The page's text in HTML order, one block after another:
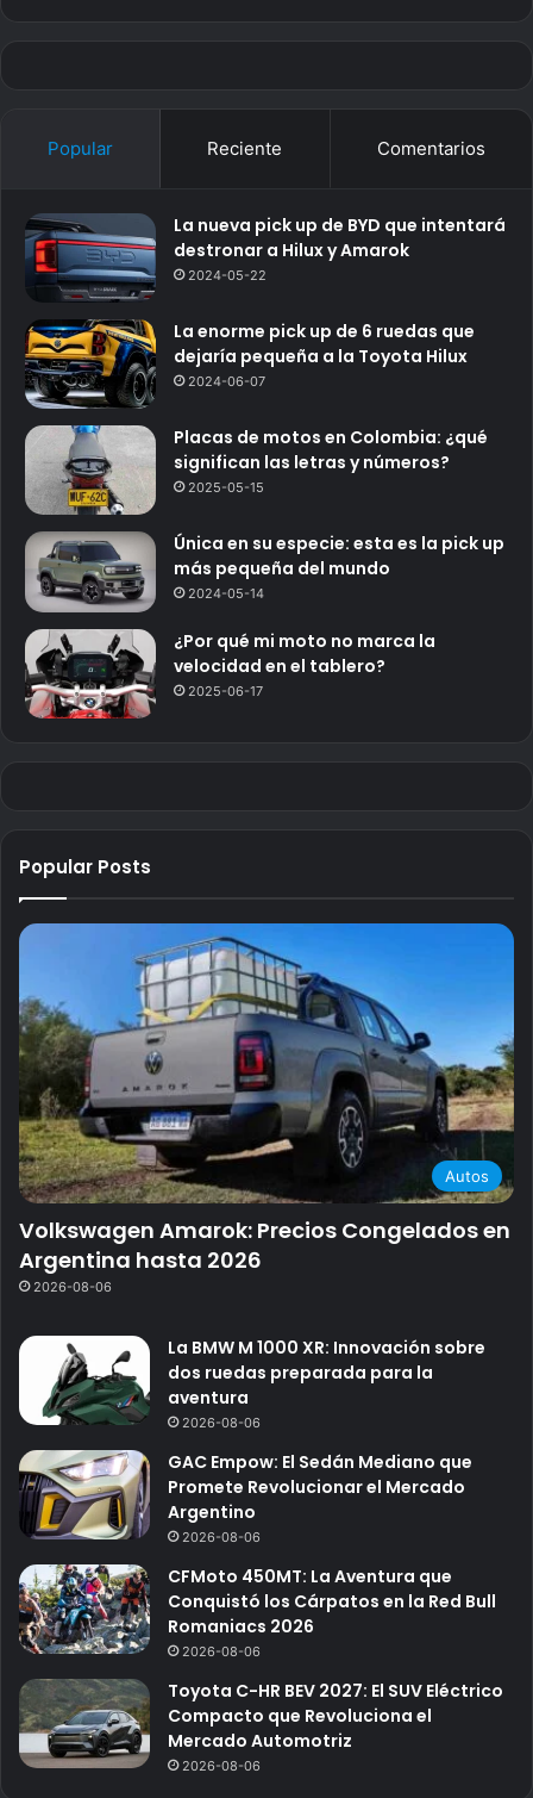
Popular Reciente Comentarios
La nueva pick up de BYD que intentará
destronar a Hilux y Amarok
2024-05-22
La enorme pick up de 6 ruedas que
dejaría pequeña a la Toyota Hilux
2024-06-07
Placas de motos en Colombia: ¿qué
significan las letras y números?
2025-05-15
Única en su especie: esta es la pick up
más pequeña del mundo
2024-05-14
¿Por qué mi moto no marca la
velocidad en el tablero?
2025-06-17
Popular Posts
Autos
Volkswagen Amarok: Precios Congelados en
Argentina hasta 2026
2026-08-06
La BMW M 1000 XR: Innovación sobre
dos ruedas preparada para la
aventura
2026-08-06
GAC Empow: El Sedán Mediano que
Promete Revolucionar el Mercado
Argentino
2026-08-06
CFMoto 450MT: La Aventura que
Conquistó los Cárpatos en la Red Bull
Romaniacs 2026
2026-08-06
Toyota C-HR BEV 2027: El SUV Eléctrico
Compacto que Revoluciona el
Mercado Automotriz
2026-08-06